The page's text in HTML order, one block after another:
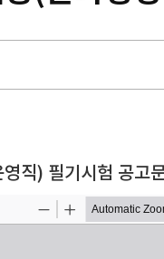
영직) 필기시험 공